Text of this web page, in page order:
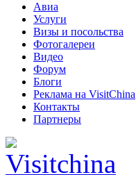
Авиа
Услуги
Визы и посольства
Фотогалереи
Видео
Форум
Блоги
Реклама на VisitChina
Контакты
Партнеры